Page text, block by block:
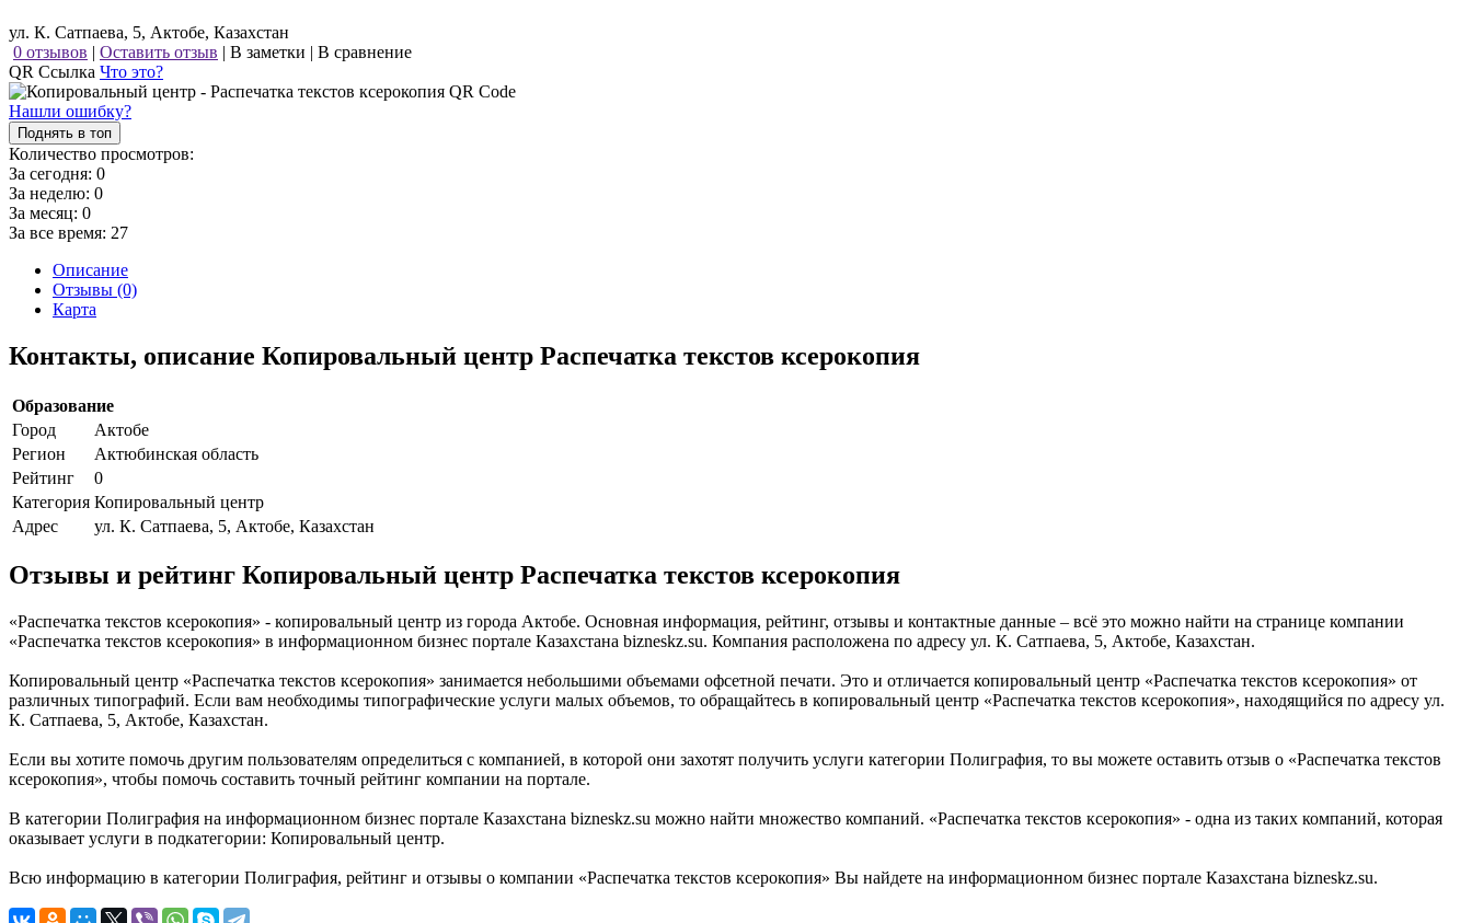
ул. К. Сатпаева, 5, Актобе, Казахстан
0 отзывов | Оставить отзыв | В заметки | В сравнение
QR Ссылка Что это?
Нашли ошибку?
Поднять в топ
Количество просмотров:
За сегодня: 0
За неделю: 0
За месяц: 0
За все время: 27
Описание
Отзывы (0)
Карта
Контакты, описание Копировальный центр Распечатка текстов ксерокопия
Образование
Город
Актобе
Регион
Актюбинская область
Рейтинг
0
Категория Копировальный центр
Адрес
ул. К. Сатпаева, 5, Актобе, Казахстан
Отзывы и рейтинг Копировальный центр Распечатка текстов ксерокопия
«Распечатка текстов ксерокопия» - копировальный центр из города Актобе. Основная информация, рейтинг, отзывы и контактные данные – всё это можно найти на странице компании
«Распечатка текстов ксерокопия» в информационном бизнес портале Казахстана bizneskz.su. Компания расположена по адресу ул. К. Сатпаева, 5, Актобе, Казахстан.
Копировальный центр «Распечатка текстов ксерокопия» занимается небольшими объемами офсетной печати. Это и отличается копировальный центр «Распечатка текстов ксерокопия» от
различных типографий. Если вам необходимы типографические услуги малых объемов, то обращайтесь в копировальный центр «Распечатка текстов ксерокопия», находящийся по адресу ул.
К. Сатпаева, 5, Актобе, Казахстан.
Если вы хотите помочь другим пользователям определиться с компанией, в которой они захотят получить услуги категории Полиграфия, то вы можете оставить отзыв о «Распечатка текстов
ксерокопия», чтобы помочь составить точный рейтинг компании на портале.
В категории Полиграфия на информационном бизнес портале Казахстана bizneskz.su можно найти множество компаний. «Распечатка текстов ксерокопия» - одна из таких компаний, которая
оказывает услуги в подкатегории: Копировальный центр.
Всю информацию в категории Полиграфия, рейтинг и отзывы о компании «Распечатка текстов ксерокопия» Вы найдете на информационном бизнес портале Казахстана bizneskz.su.